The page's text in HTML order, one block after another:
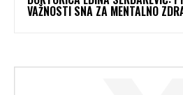
VAŽNOSTI SNA ZA MENTALNO